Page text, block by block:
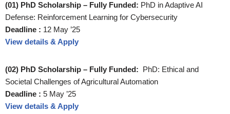
(01) PhD Scholarship – Fully Funded: PhD in Adaptive AI
Defense: Reinforcement Learning for Cybersecurity
Deadline : 12 May ’25
View details & Apply
(02) PhD Scholarship – Fully Funded: PhD: Ethical and
Societal Challenges of Agricultural Automation
Deadline : 5 May ’25
View details & Apply